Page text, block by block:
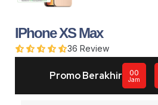
IPhone XS Max
36 Review
Promo Berakhir 00
Jam